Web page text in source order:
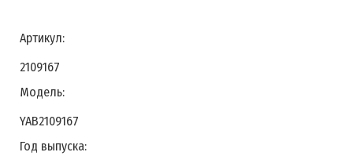
Артикул:
2109167
Модель:
YAB2109167
Год выпуска: